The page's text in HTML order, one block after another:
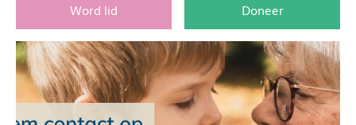
Word lid Doneer